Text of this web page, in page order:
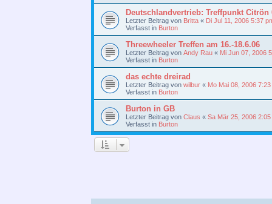
Deutschlandvertrieb: Treffpunkt Citrön
Letzter Beitrag von Britta « Di Jul 11, 2006 5:37
Verfasst in Burton
Threewheeler Treffen am 16.-18.6.06
Letzter Beitrag von Andy Rau « Mi Jun 07, 2006
Verfasst in Burton
das echte dreirad
Letzter Beitrag von wilbur « Mo Mai 08, 2006
Verfasst in Burton
Burton in GB
Letzter Beitrag von Claus « Sa Mär 25, 2006 2:05
Verfasst in Burton